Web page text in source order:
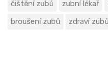
čištění zubů
zubní lékař
broušení zubů
zdraví zubů